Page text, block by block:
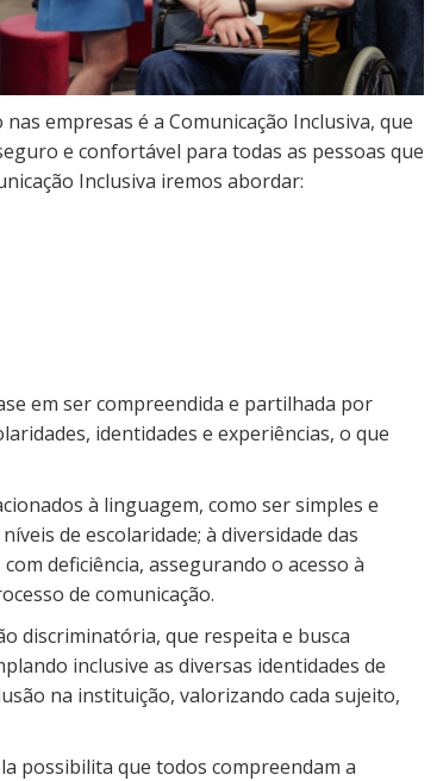
empresas é a Comunicação Inclusiva, que
e confortável para todas as pessoas que
Inclusiva iremos abordar:
em ser compreendida e partilhada por
identidades e experiências, o que
à linguagem, como ser simples e
de escolaridade; à diversidade das
deficiência, assegurando o acesso à
de comunicação.
discriminatória, que respeita e busca
inclusive as diversas identidades de
na instituição, valorizando cada sujeito,
possibilita que todos compreendam a